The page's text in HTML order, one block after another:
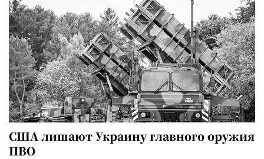
США лишают Украину главного оружия
ПВО